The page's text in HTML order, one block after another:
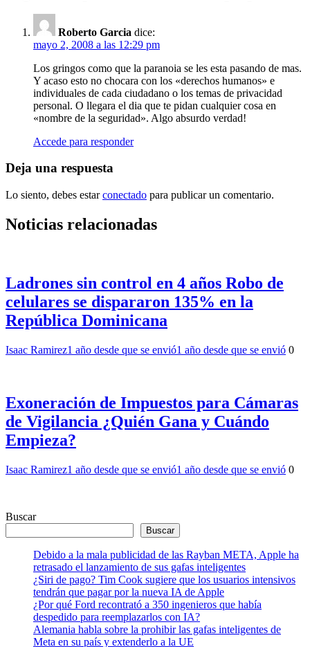
Roberto Garcia dice:
mayo 2, 2008 a las 12:29 pm
Los gringos como que la paranoia se les esta pasando de mas.
Y acaso esto no chocara con los «derechos humanos» e
individuales de cada ciudadano o los temas de privacidad
personal. O llegara el dia que te pidan cualquier cosa en
«nombre de la seguridad». Algo absurdo verdad!
Accede para responder
Deja una respuesta
Lo siento, debes estarconectado para publicar un comentario.
Noticias relacionadas
Ladrones sin control en 4 años Robo de
celulares se dispararon 135% en la
República Dominicana
Isaac Ramirez1 año desde que se envió1 año desde que se envió 0
Exoneración de Impuestos para Cámaras
de Vigilancia ¿Quién Gana y Cuándo
Empieza?
Isaac Ramirez1 año desde que se envió1 año desde que se envió 0
Buscar
Buscar
Debido a la mala publicidad de las Rayban META, Apple ha
retrasado el lanzamiento de sus gafas inteligentes
¿Siri de pago? Tim Cook sugiere que los usuarios intensivos
tendrán que pagar por la nueva IA de Apple
¿Por qué Ford recontrató a 350 ingenieros que había
despedido para reemplazarlos con IA?
Alemania habla sobre la prohibir las gafas inteligentes de
Meta en su país y extenderlo a la UE